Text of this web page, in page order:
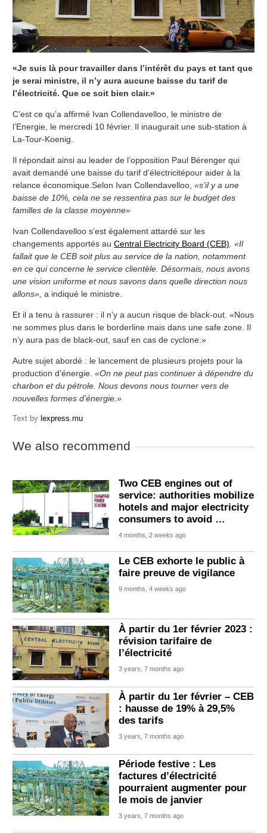
«Je suis là pour travailler dans l’intérêt du pays et tant que
je serai ministre, il n’y aura aucune baisse du tarif de
l’électricité. Que ce soit bien clair.»
C’est ce qu’a affirmé Ivan Collendavelloo, le ministre de
l’Energie, le mercredi 10 février. Il inaugurait une sub-station à
La-Tour-Koenig.
Il répondait ainsi au leader de l’opposition Paul Bérenger qui
avait demandé une baisse du tarif d’électricitépour aider à la
relance économique.Selon Ivan Collendavelloo, «s’il y a une
baisse de 10%, cela ne se ressentira pas sur le budget des
familles de la classe moyenne»
Ivan Collendavelloo s’est également attardé sur les
changements apportés au Central Electricity Board (CEB) . «Il
fallait que le CEB soit plus au service de la nation, notamment
en ce qui concerne le service clientèle. Désormais, nous avons
une vision uniforme et nous savons dans quelle direction nous
allons», a indiqué le ministre.
Et il a tenu à rassurer : il n’y a aucun risque de black-out. «Nous
ne sommes plus dans le borderline mais dans une safe zone. Il
n’y aura pas de black-out, sauf en cas de cyclone.»
Autre sujet abordé : le lancement de plusieurs projets pour la
production d’énergie. «On ne peut pas continuer à dépendre du
charbon et du pétrole. Nous devons nous tourner vers de
nouvelles formes d’énergie.»
Text by lexpress.mu
We also recommend
Two CEB engines out of
service: authorities mobilize
hotels and major electricity
consumers to avoid …
4 months, 2 weeks ago
Le CEB exhorte le public à
faire preuve de vigilance
9 months, 4 weeks ago
À partir du 1er février 2023 :
révision tarifaire de
l’électricité
3 years, 7 months ago
À partir du 1er février – CEB
: hausse de 19% à 29,5%
des tarifs
3 years, 7 months ago
Période festive : Les
factures d’électricité
pourraient augmenter pour
le mois de janvier
3 years, 7 months ago